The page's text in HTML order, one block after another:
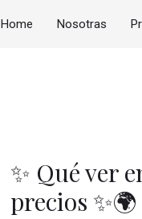
Home Nosotras
✨ Qué ver
precios ✨🌍